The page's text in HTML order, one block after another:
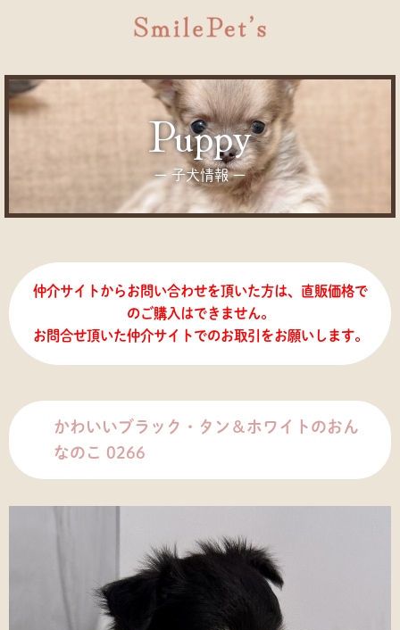
puppy
ー 子犬情報 ー
仲介サイトからお問い合わせを頂いた方は、直販価格で
のご購入はできません。
お問合せ頂いた仲介サイトでのお取引をお願いします。
かわいいブラック・タン＆ホワイトのおん
なのこ 0266